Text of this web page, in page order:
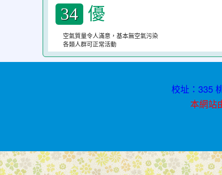
34 優
空氣質量令人滿意，基本無空氣污染
各類人群可正常活動
校址：335
本網站